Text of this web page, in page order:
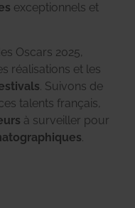
exceptionnels et
Oscars 2025,
réalisations et les
. Suivons de
talents français,
à surveiller pour